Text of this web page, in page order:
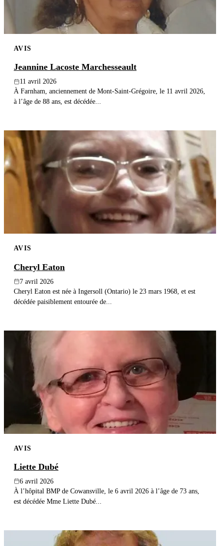
AVIS
Jeannine Lacoste Marchesseault
11 avril 2026
À Farnham, anciennement de Mont-Saint-Grégoire, le 11 avril 2026,
à l’âge de 88 ans, est décédée...
AVIS
Cheryl Eaton
7 avril 2026
Cheryl Eaton est née à Ingersoll (Ontario) le 23 mars 1968, et est
décédée paisiblement entourée de...
AVIS
Liette Dubé
6 avril 2026
À l’hôpital BMP de Cowansville, le 6 avril 2026 à l’âge de 73 ans,
est décédée Mme Liette Dubé...